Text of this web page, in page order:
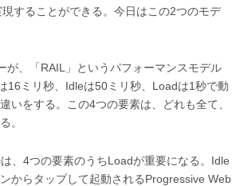
することができる。今日はこの2つのモデ
が、「RAIL」というパフォーマンスモデル
16ミリ秒、Idleは50ミリ秒、Loadは1秒で動
いをする。この4つの要素は、どれも全て、
。
、4つの要素のうちLoadが重要になる。Idle
からタップして起動されるProgressive Web